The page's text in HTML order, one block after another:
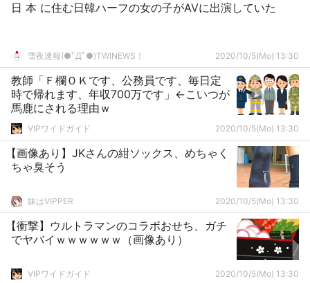
日 本 に住む日韓ハーフの女の子がAVに出演していた
雪夜速報(●ﾟДﾟ●)TWINEWS！ 2020/10/5(Mo) 13:30
教師「Ｆ欄ＯＫです、公務員です、毎日定
時で帰れます、年収700万です」←こいつが
馬鹿にされる理由ｗ
VIPワイドガイド 2020/10/5(Mo) 13:30
【画像あり】JKさんの紺ソックス、めちゃく
ちゃ臭そう
妹はVIPPER 2020/10/5(Mo) 13:30
【衝撃】ウルトラマンのコラボおせち、ガチ
でヤバイｗｗｗｗｗｗ（画像あり）
VIPワイドガイド 2020/10/5(Mo) 13:30